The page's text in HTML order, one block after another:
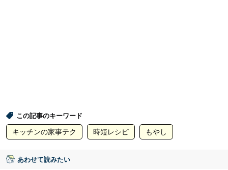
この記事のキーワード
キッチンの家事テク 時短レシピ もやし
あわせて読みたい